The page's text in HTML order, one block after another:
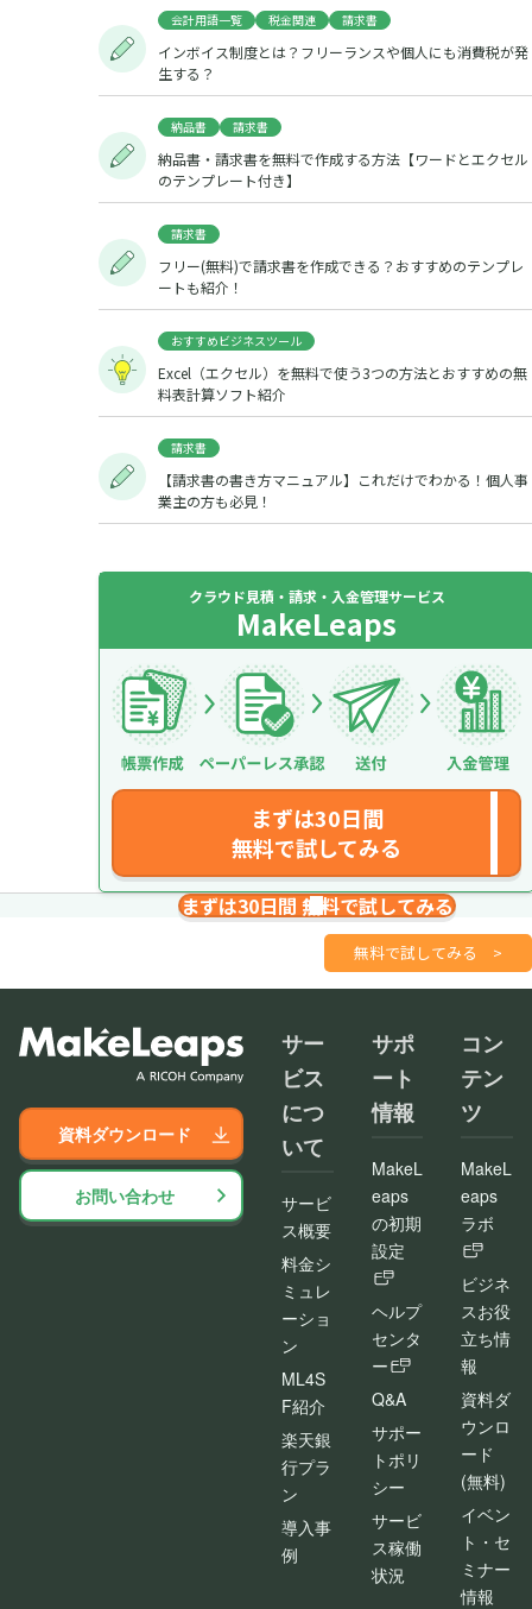
会計用語一覧 税金関連 請求書
インボイス制度とは？フリーランスや個人にも消費税が発
生する？
納品書 請求書
納品書・請求書を無料で作成する方法【ワードとエクセル
のテンプレート付き】
請求書
フリー(無料)で請求書を作成できる？おすすめのテンプレ
ートも紹介！
おすすめビジネスツール
Excel（エクセル）を無料で使う3つの方法とおすすめの無
料表計算ソフト紹介
請求書
【請求書の書き方マニュアル】これだけでわかる！個人事
業主の方も必見！
クラウド見積・請求・入金管理サービス
MakeLeaps
まずは30日間
無料で試してみる
まずは30日間 無料で試してみる
無料で試してみる >
資料ダウンロード
お問い合わせ
サー
ビス
につ
いて
サービ
ス概要
料金シ
ミュレ
ーショ
ン
ML4S
F紹介
楽天銀
行プラ
ン
導入事
例
サポ
ート
情報
MakeL
eaps
の初期
設定
ヘルプ
センタ
ー
Q&A
サポー
トポリ
シー
サービ
ス稼働
状況
コン
テン
ツ
MakeL
eaps
ラボ
ビジネ
スお役
立ち情
報
資料ダ
ウンロ
ード
(無料)
イベン
ト・セ
ミナー
情報